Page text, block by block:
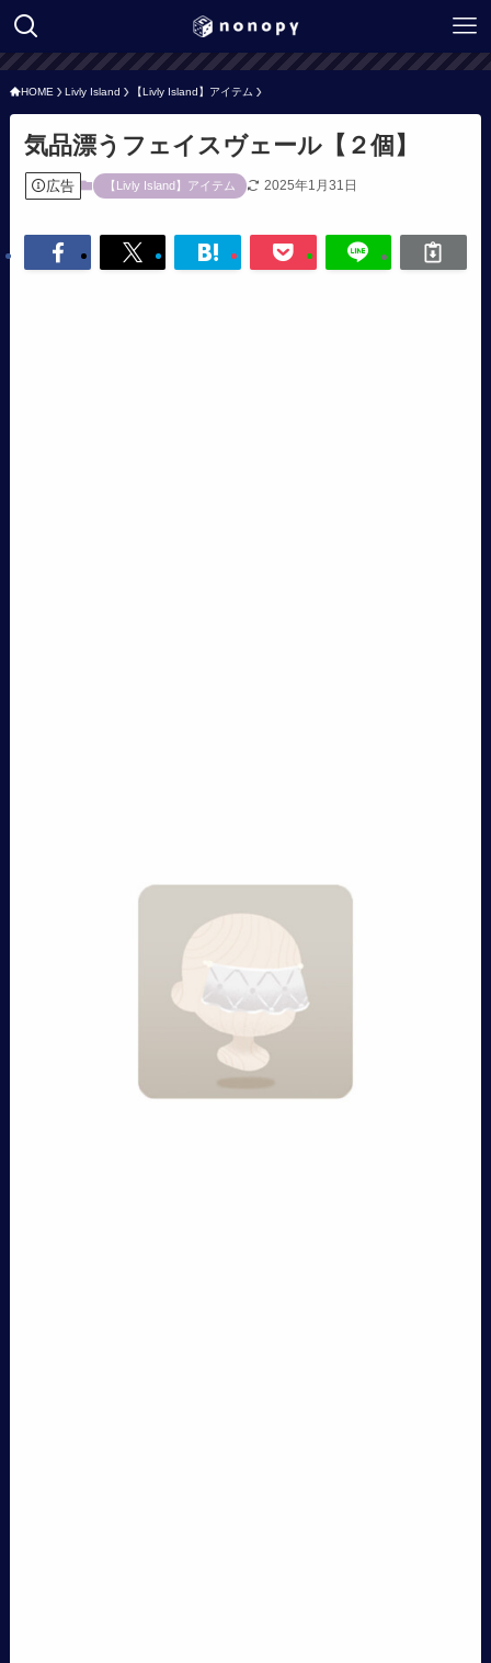
HOME Livly Island 【Livly Island】アイテム
気品漂うフェイスヴェール【２個】
広告 【Livly Island】アイテム 2025年1月31日